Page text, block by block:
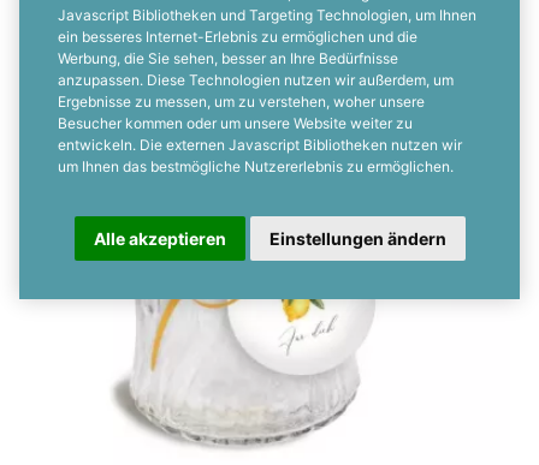
Javascript Bibliotheken und Targeting Technologien, um Ihnen
ein besseres Internet-Erlebnis zu ermöglichen und die
Werbung, die Sie sehen, besser an Ihre Bedürfnisse
anzupassen. Diese Technologien nutzen wir außerdem, um
Ergebnisse zu messen, um zu verstehen, woher unsere
Besucher kommen oder um unsere Website weiter zu
entwickeln. Die externen Javascript Bibliotheken nutzen wir
um Ihnen das bestmögliche Nutzererlebnis zu ermöglichen.
Alle akzeptieren Einstellungen ändern